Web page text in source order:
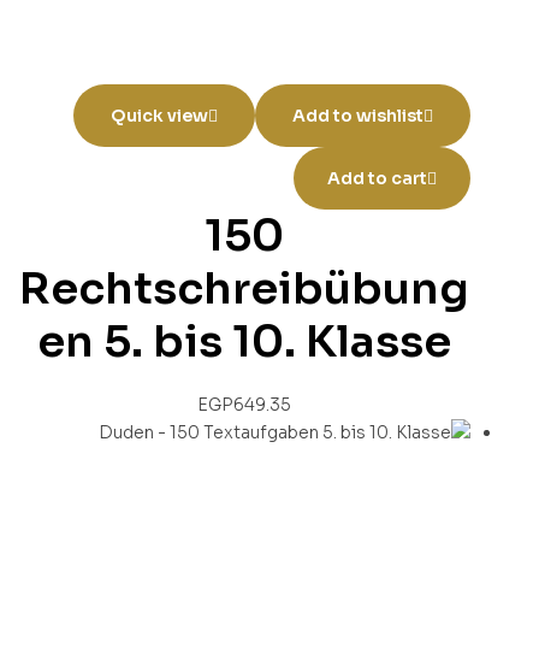
Add to wishlist
Quick view
Add to cart
150
Rechtschreibübung
en 5. bis 10. Klasse
EGP649.35